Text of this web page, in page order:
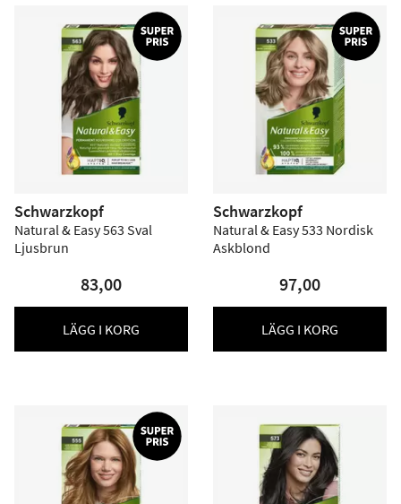
Schwarzkopf
Natural & Easy 563 Sval
Ljusbrun
83,00
LÄGG I KORG
Schwarzkopf
Natural & Easy 533 Nordisk
Askblond
97,00
LÄGG I KORG